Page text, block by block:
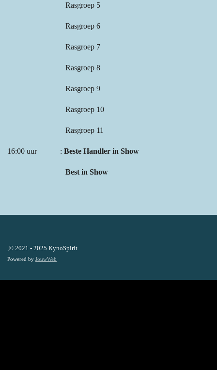
Rasgroep 5
Rasgroep 6
Rasgroep 7
Rasgroep 8
Rasgroep 9
Rasgroep 10
Rasgroep 11
16:00 uur : Beste Handler in Show
Best in Show
,© 2021 - 2025 KynoSpirit
Powered by JouwWeb